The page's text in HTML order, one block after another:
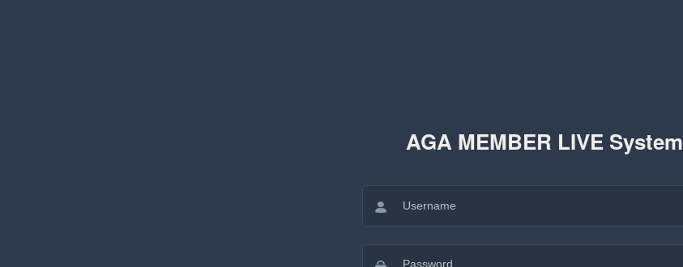
AGA MEMBER LIVE System